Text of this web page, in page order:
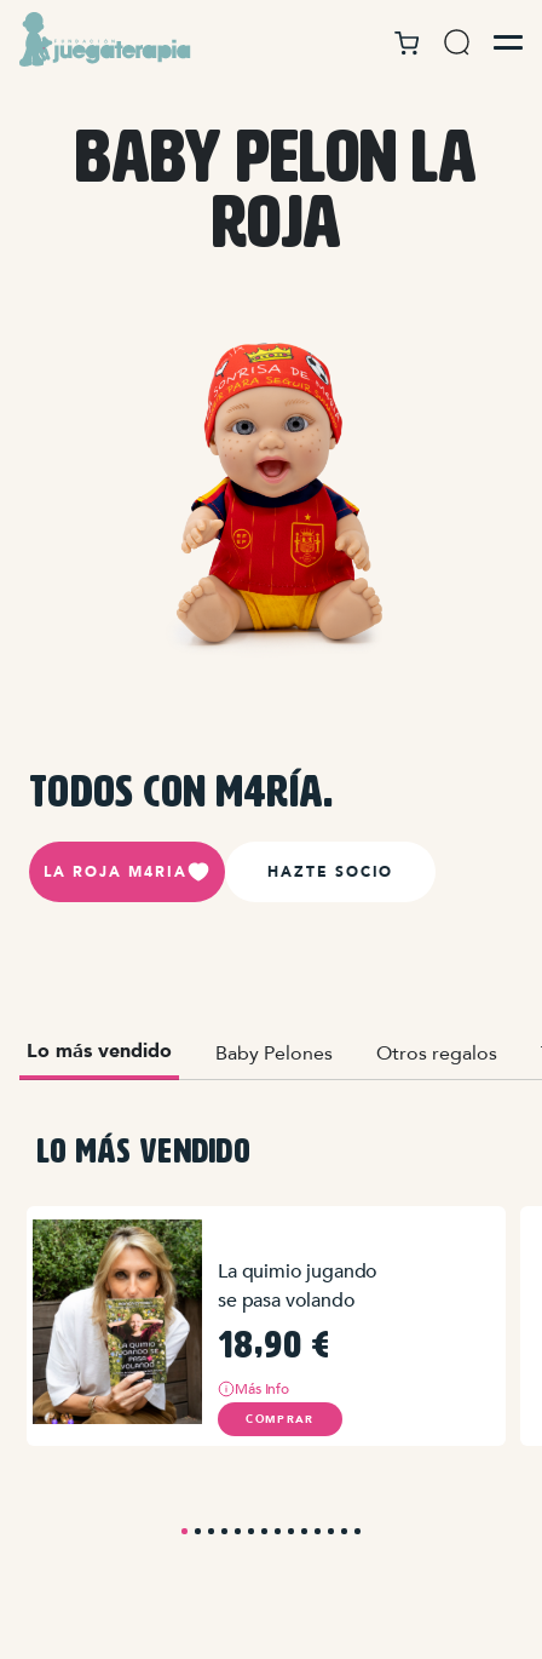
BABY PELON LA
ROJA
TODOS CON M4RÍA.
LA ROJA M4RIA HAZTE SOCIO
Lo más vendido Baby Pelones Otros regalos
LO MÁS VENDIDO
La quimio jugando
se pasa volando
18,90 €
Más Info
COMPRAR